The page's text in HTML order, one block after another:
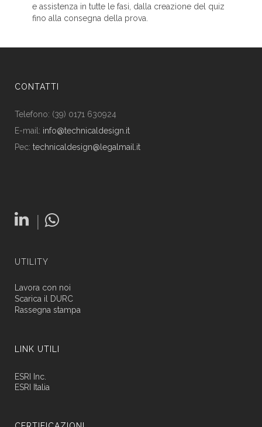
e assistenza in tutte le fasi, dalla creazione del quiz
fino alla consegna della prova.
CONTATTI
Telefono: (39) 0171 630924
E-mail: info@technicaldesign.it
Pec: technicaldesign@legalmail.it
|
UTILITY
Lavora con noi
Scarica il DURC
Rassegna stampa
LINK UTILI
ESRI Inc.
ESRI Italia